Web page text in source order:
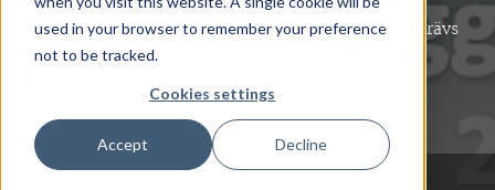
used in your browser to remember your preference
not to be tracked.
Cookies settings
Accept Decline
ojämlikhet i olika nyanser kräver det och dessutom krävs
att kalkylerna går ihop för att det ska bli ekonomiskt